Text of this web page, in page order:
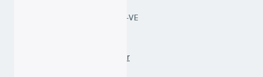
RESPONSABLE ADMINISTRATIF-VE
l3.qse@tsm-education.fr